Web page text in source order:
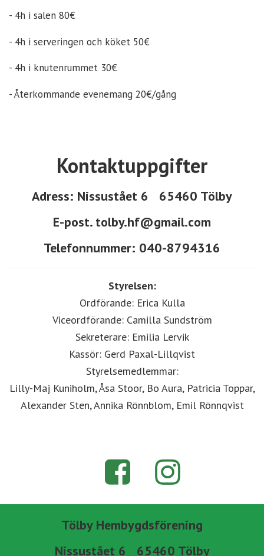
- 4h i salen 80€
- 4h i serveringen och köket 50€
- 4h i knutenrummet 30€
- Återkommande evenemang 20€/gång
Kontaktuppgifter
Adress: Nissustået 6 65460 Tölby
E-post. tolby.hf@gmail.com
Telefonnummer: 040-8794316
Styrelsen:
Ordförande: Erica Kulla
Viceordförande: Camilla Sundström
Sekreterare: Emilia Lervik
Kassör: Gerd Paxal-Lillqvist
Styrelsemedlemmar:
Lilly-Maj Kuniholm, Åsa Stoor, Bo Aura, Patricia Toppar,
Alexander Sten, Annika Rönnblom, Emil Rönnqvist
Tölby Hembygdsförening
Nissustået 6 65460 Tölby